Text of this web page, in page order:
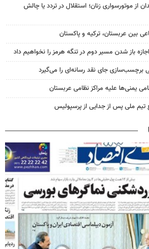
از موتورسواری زنان؛ استقلال در تردد یا چالش
بین عربستان، ترکیه و پاکستان
باز شدن مسیر دوم در تنگه هرمز را نخواهیم داد
برچسب‌سازی جای نقد رسانه‌ای را می‌گیرد
یمنی‌ها علیه مراکز نظامی عربستان
تیم ملی پس از جدایی از پرسپولیس